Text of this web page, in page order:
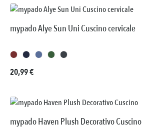
mypado Alye Sun Uni Cuscino cervicale
Prezzo normale:
20,99 €
mypado Haven Plush Decorativo Cuscino